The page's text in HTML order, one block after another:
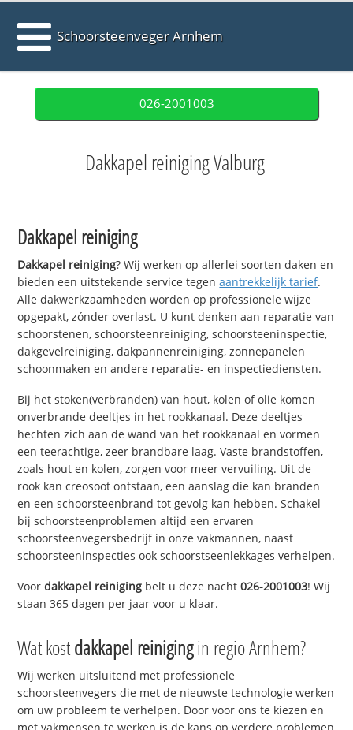
Schoorsteenveger Arnhem
026-2001003
Dakkapel reiniging Valburg
Dakkapel reiniging
Dakkapel reiniging? Wij werken op allerlei soorten daken en
bieden een uitstekende service tegenaantrekkelijk tarief.
Alle dakwerkzaamheden worden op professionele wijze
opgepakt, zónder overlast. U kunt denken aan reparatie van
schoorstenen, schoorsteenreiniging, schoorsteeninspectie,
dakgevelreiniging, dakpannenreiniging, zonnepanelen
schoonmaken en andere reparatie- en inspectiediensten.
Bij het stoken(verbranden) van hout, kolen of olie komen
onverbrande deeltjes in het rookkanaal. Deze deeltjes
hechten zich aan de wand van het rookkanaal en vormen
een teerachtige, zeer brandbare laag. Vaste brandstoffen,
zoals hout en kolen, zorgen voor meer vervuiling. Uit de
rook kan creosoot ontstaan, een aanslag die kan branden
en een schoorsteenbrand tot gevolg kan hebben. Schakel
bij schoorsteenproblemen altijd een ervaren
schoorsteenvegersbedrijf in onze vakmannen, naast
schoorsteeninspecties ook schoorstseenlekkages verhelpen.
Voordakkapel reiniging belt u deze nacht026-2001003! Wij
staan 365 dagen per jaar voor u klaar.
Wat kostdakkapel reinigingin regio Arnhem?
Wij werken uitsluitend met professionele
schoorsteenvegers die met de nieuwste technologie werken
om uw probleem te verhelpen. Door voor ons te kiezen en